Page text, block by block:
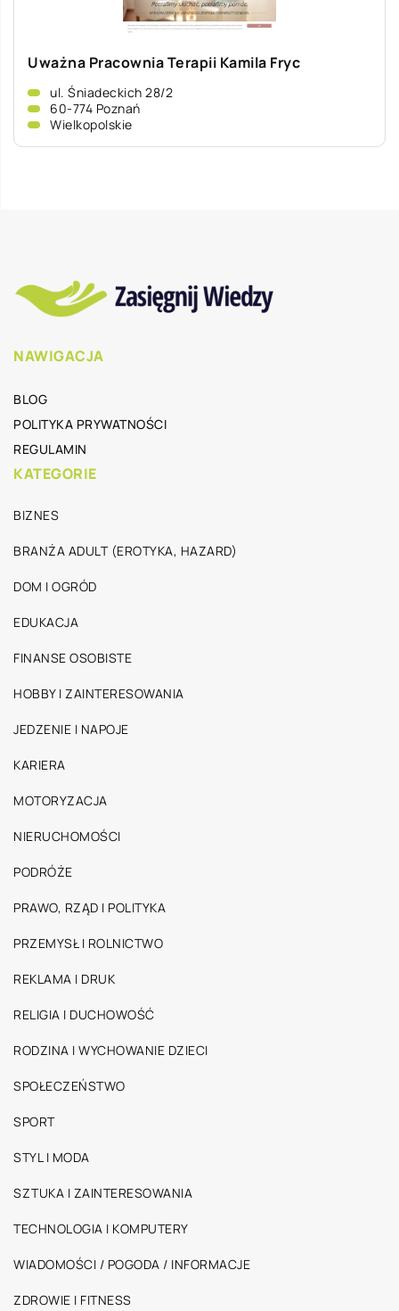
Uważna Pracownia Terapii Kamila Fryc
ul. Śniadeckich 28/2
60-774 Poznań
Wielkopolskie
NAWIGACJA
BLOG
POLITYKA PRYWATNOŚCI
REGULAMIN
KATEGORIE
BIZNES
BRANŻA ADULT (EROTYKA, HAZARD)
DOM I OGRÓD
EDUKACJA
FINANSE OSOBISTE
HOBBY I ZAINTERESOWANIA
JEDZENIE I NAPOJE
KARIERA
MOTORYZACJA
NIERUCHOMOŚCI
PODRÓŻE
PRAWO, RZĄD I POLITYKA
PRZEMYSŁ I ROLNICTWO
REKLAMA I DRUK
RELIGIA I DUCHOWOŚĆ
RODZINA I WYCHOWANIE DZIECI
SPOŁECZEŃSTWO
SPORT
STYL I MODA
SZTUKA I ZAINTERESOWANIA
TECHNOLOGIA I KOMPUTERY
WIADOMOŚCI / POGODA / INFORMACJE
ZDROWIE I FITNESS